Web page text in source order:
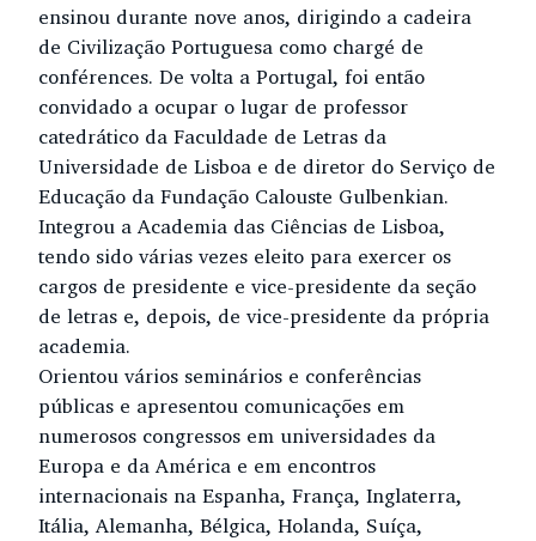
ensinou durante nove anos, dirigindo a cadeira
de Civilização Portuguesa como chargé de
conférences. De volta a Portugal, foi então
convidado a ocupar o lugar de professor
catedrático da Faculdade de Letras da
Universidade de Lisboa e de diretor do Serviço de
Educação da Fundação Calouste Gulbenkian.
Integrou a Academia das Ciências de Lisboa,
tendo sido várias vezes eleito para exercer os
cargos de presidente e vice-presidente da seção
de letras e, depois, de vice-presidente da própria
academia.
Orientou vários seminários e conferências
públicas e apresentou comunicações em
numerosos congressos em universidades da
Europa e da América e em encontros
internacionais na Espanha, França, Inglaterra,
Itália, Alemanha, Bélgica, Holanda, Suíça,